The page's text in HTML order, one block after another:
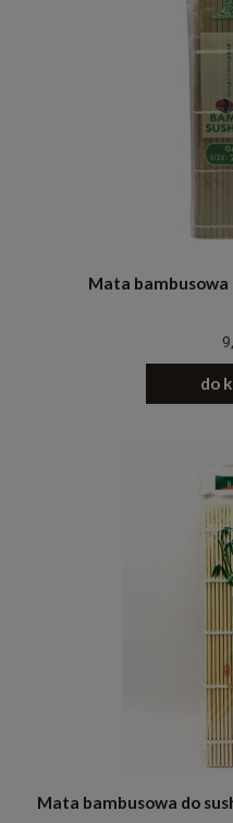
Mata bambusowa
do
Mata bambusowa do